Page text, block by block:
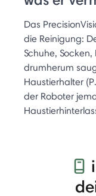
Das
die Reinigung:
Schuhe,
drumherum
Haustierhalter
der Roboter